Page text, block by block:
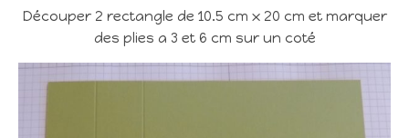
Découper 2 rectangle de 10.5 cm x 20 cm et marquer
des plies a 3 et 6 cm sur un coté